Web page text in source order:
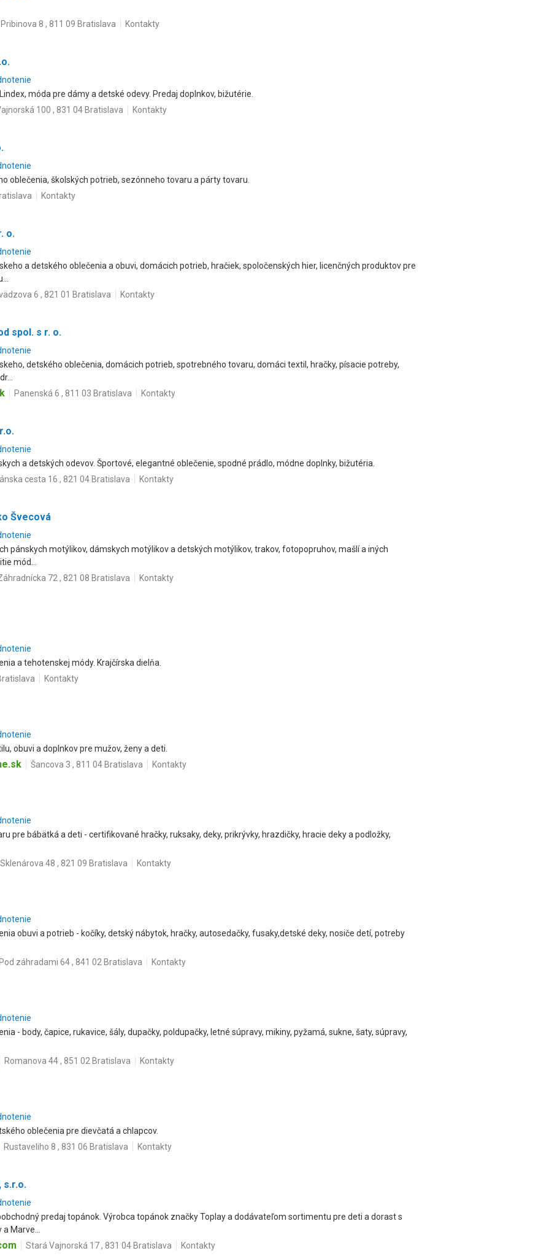
Pribinova 8 , 811 09 Bratislava Kontakty
móda pre dámy a detské odevy. Predaj doplnkov, bižutérie.
100 , 831 04 Bratislava Kontakty
oblečenia, školských potrieb, sezónneho tovaru a párty tovaru.
Kontakty
o.
a detského oblečenia a obuvi, domácich potrieb, hračiek, spoločenských hier, licenčných produktov pre
6 , 821 01 Bratislava Kontakty
spol. s r. o.
detského oblečenia, domácich potrieb, spotrebného tovaru, domáci textil, hračky, písacie potreby,
Panenská 6 , 811 03 Bratislava Kontakty
a detských odevov. Športové, elegantné oblečenie, spodné prádlo, módne doplnky, bižutéria.
cesta 16 , 821 04 Bratislava Kontakty
Švecová
pánskych motýlikov, dámskych motýlikov a detských motýlikov, trakov, fotopopruhov, mašlí a iných
mód...
72 , 821 08 Bratislava Kontakty
a tehotenskej módy. Krajčírska dielňa.
Kontakty
obuvi a doplnkov pre mužov, ženy a deti.
Šancova 3 , 811 04 Bratislava Kontakty
pre bábätká a deti - certifikované hračky, ruksaky, deky, prikrývky, hrazdičky, hracie deky a podložky,
Sklenárova 48 , 821 09 Bratislava Kontakty
obuvi a potrieb - kočíky, detský nábytok, hračky, autosedačky, fusaky,detské deky, nosiče detí, potreby
Pod záhradami 64 , 841 02 Bratislava Kontakty
- body, čapice, rukavice, šály, dupačky, poldupačky, letné súpravy, mikiny, pyžamá, sukne, šaty, súpravy,
Romanova 44 , 851 02 Bratislava Kontakty
oblečenia pre dievčatá a chlapcov.
Rustaveliho 8 , 831 06 Bratislava Kontakty
s.r.o.
predaj topánok. Výrobca topánok značky Toplay a dodávateľom sortimentu pre deti a dorast s
Marve...
Stará Vajnorská 17 , 831 04 Bratislava Kontakty